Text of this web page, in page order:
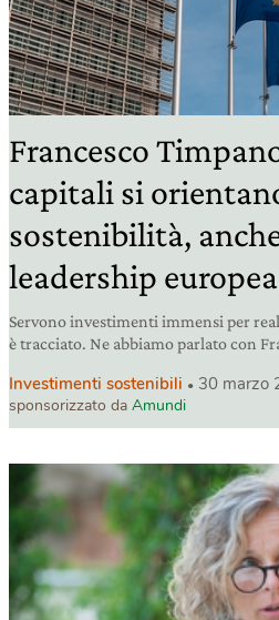
Francesco
capitali si
sostenibilità,
leadership europea
Servono investimenti immensi per
è tracciato. Ne abbiamo parlato con
Investimenti sostenibili 30 marzo
sponsorizzato da Amundi